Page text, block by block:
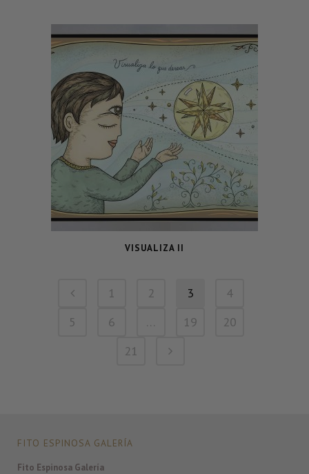
VISUALIZA II
1 2 3
4
5
6 … 19
20
21
FITO ESPINOSA GALERÍA
Fito Espinosa Galería